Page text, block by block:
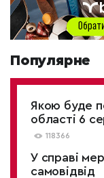
Популярне
Якою буде
області 6
118366
У справі
самовідвід